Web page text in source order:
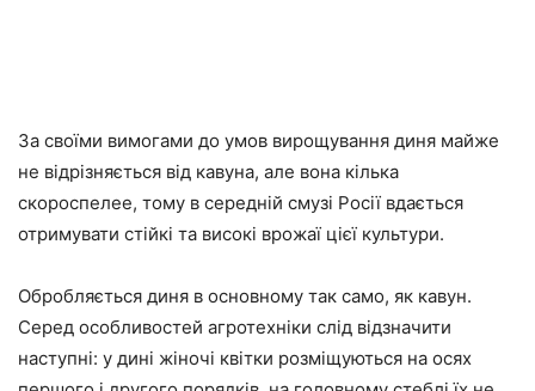
За своїми вимогами до умов вирощування диня майже
не відрізняється від кавуна, але вона кілька
скороспелее, тому в середній смузі Росії вдається
отримувати стійкі та високі врожаї цієї культури.
Обробляється диня в основному так само, як кавун.
Серед особливостей агротехніки слід відзначити
наступні: у дині жіночі квітки розміщуються на осях